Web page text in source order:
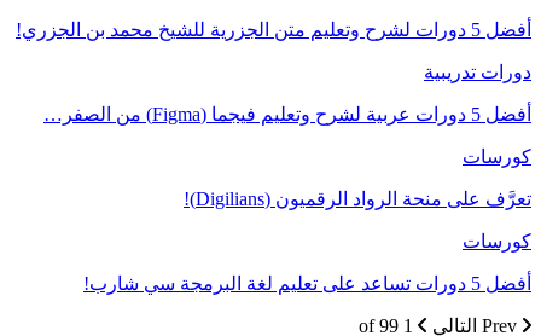
أفضل 5 دورات لشرح وتعليم متن الجزرية للشيخ محمد بن الجزري!
دورات تدريبية
أفضل 5 دورات عربية لشرح وتعليم فيجما (Figma) من الصفر…
كورسات
تعرَّف على منحة الرواد الرقميون (Digilians)!
كورسات
أفضل 5 دورات تساعد على تعليم لغة البرمجة سي شارب!
التالي 1 of 99